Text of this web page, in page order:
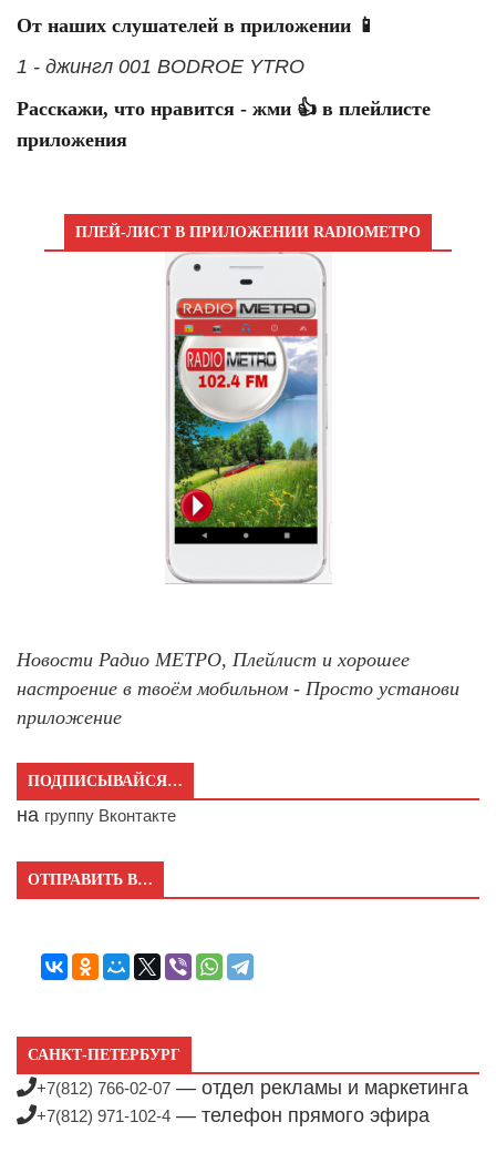
От наших слушателей в приложении 📱
1 - джингл 001 BODROE YTRO
Расскажи, что нравится - жми 👍 в плейлисте
приложения
ПЛЕЙ-ЛИСТ В ПРИЛОЖЕНИИ RADIOМЕТРО
Новости Радио МЕТРО, Плейлист и хорошее
настроение в твоём мобильном - Просто установи
приложение
ПОДПИСЫВАЙСЯ…
на группу Вконтакте
ОТПРАВИТЬ В…
САНКТ-ПЕТЕРБУРГ
+7(812) 766-02-07 — отдел рекламы и маркетинга
+7(812) 971-102-4 — телефон прямого эфира